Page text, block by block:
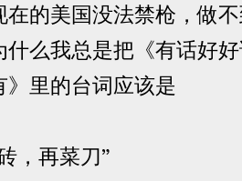
的美国没法禁枪，做
什么我总是把《有话好
里的台词应该是
，再菜刀”